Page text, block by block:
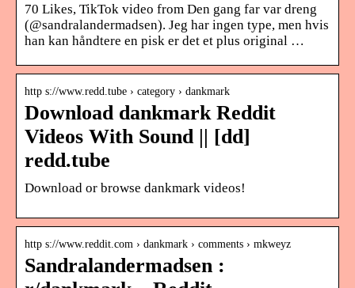
70 Likes, TikTok video from Den gang far var dreng
(@sandralandermadsen). Jeg har ingen type, men hvis
han kan håndtere en pisk er det et plus original …
http s://www.redd.tube › category › dankmark
Download dankmark Reddit
Videos With Sound || [dd]
redd.tube
Download or browse dankmark videos!
http s://www.reddit.com › dankmark › comments › mkweyz
Sandralandermadsen :